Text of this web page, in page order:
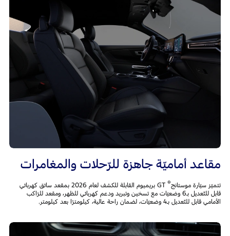
مقاعد أماميّة جاهزة للرّحلات والمغامرات
تتميّز سيّارة موستانج®
GT بريميوم القابلة للكشف لعام 2026 بمقعد سائق كهربائي
قابل للتّعديل بـ6 وضعيّات مع تسخين وتبريد ودعم كهربائي للظهر، ومقعد للرّاكب
الأمامي قابل للتّعديل بـ4 وضعيّات، لضمان راحة عالية، كيلومترًا بعد كيلومتر.